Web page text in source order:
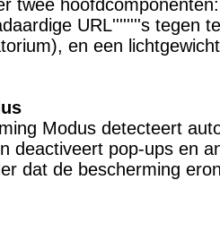
twee
URL''''''''s tegen
en een
Modus detecteert
deactiveert pop-ups en
dat de bescherming